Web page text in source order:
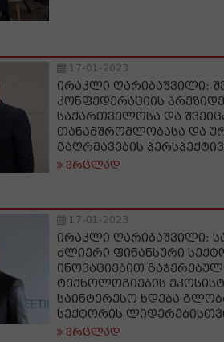
17-01-2023
ირაკლი ღარიბაშვილი:
კონფედერაციის
საქართველოსა და
თანამშრომლობასა და
გაღრმავების
ვრცლად
17-01-2023
ირაკლი ღარიბაშვილი:
ძლიერი ფინანსური
ინოვაციებით
ტექნოლოგიების
საინტერესო ხდება
სექტორის
ვრცლად